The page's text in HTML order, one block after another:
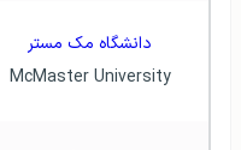
دانشگاه مک مستر
McMaster University